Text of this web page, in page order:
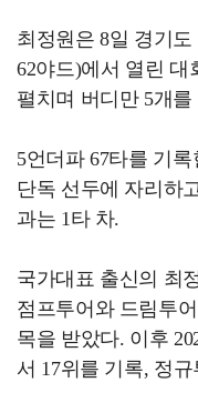
최정원은 8일 경기
62야드)에서 열린 대
펼치며 버디만 5개를
5언더파 67타를 기
단독 선두에 자리하
과는 1타 차.
국가대표 출신의 최
점프투어와 드림투
목을 받았다. 이후
서 17위를 기록, 정